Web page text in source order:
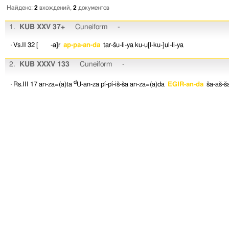
Найдено: 2 вхождений, 2 документов
1. KUB XXV 37+ Cuneiform -
· Vs.II 32 [ -a]r ap-pa-an-da tar-šu-li-ya ku-u[l-ku-]ul-li-ya
2. KUB XXXV 133 Cuneiform -
· Rs.III 17 an-za=(a)ta dU-an-za pí-pí-iš-ša an-za=(a)da EGIR-an-da ša-aš-